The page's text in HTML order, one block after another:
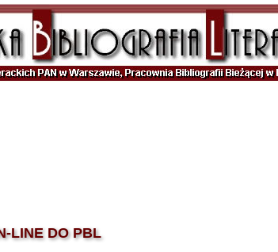
LINE DO PBL